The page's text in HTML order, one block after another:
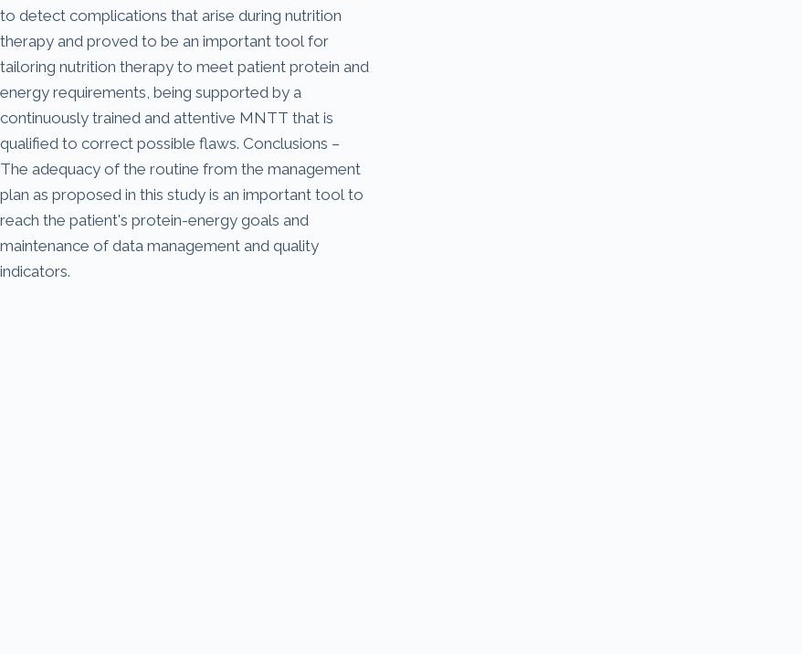
to detect complications that arise during nutrition
therapy and proved to be an important tool for
tailoring nutrition therapy to meet patient protein and
energy requirements, being supported by a
continuously trained and attentive MNTT that is
qualified to correct possible flaws. Conclusions –
The adequacy of the routine from the management
plan as proposed in this study is an important tool to
reach the patient's protein-energy goals and
maintenance of data management and quality
indicators.